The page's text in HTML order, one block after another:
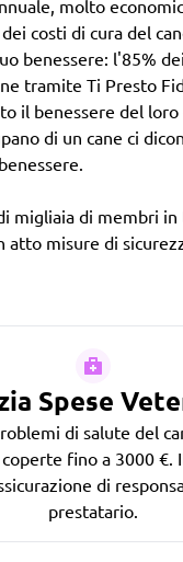
molto
costi di cura del
benessere: l'85%
tramite Ti Presto
il benessere del loro
di un cane ci
migliaia di membri
atto misure di
Spese
di salute del
fino a 3000 €.
di
prestatario.